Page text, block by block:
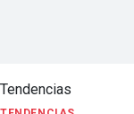
Tendencias